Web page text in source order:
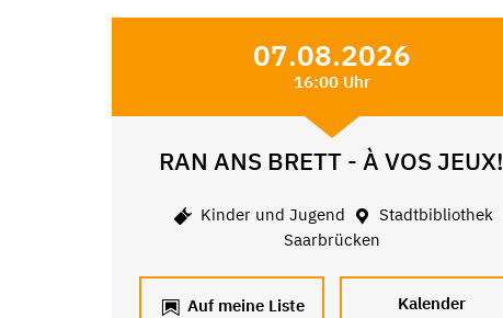
07.08.2026
16:00 Uhr
RAN ANS BRETT - À VOS JEUX!
Kinder und Jugend
Stadtbibliothek
Saarbrücken
Auf meine Liste Kalender